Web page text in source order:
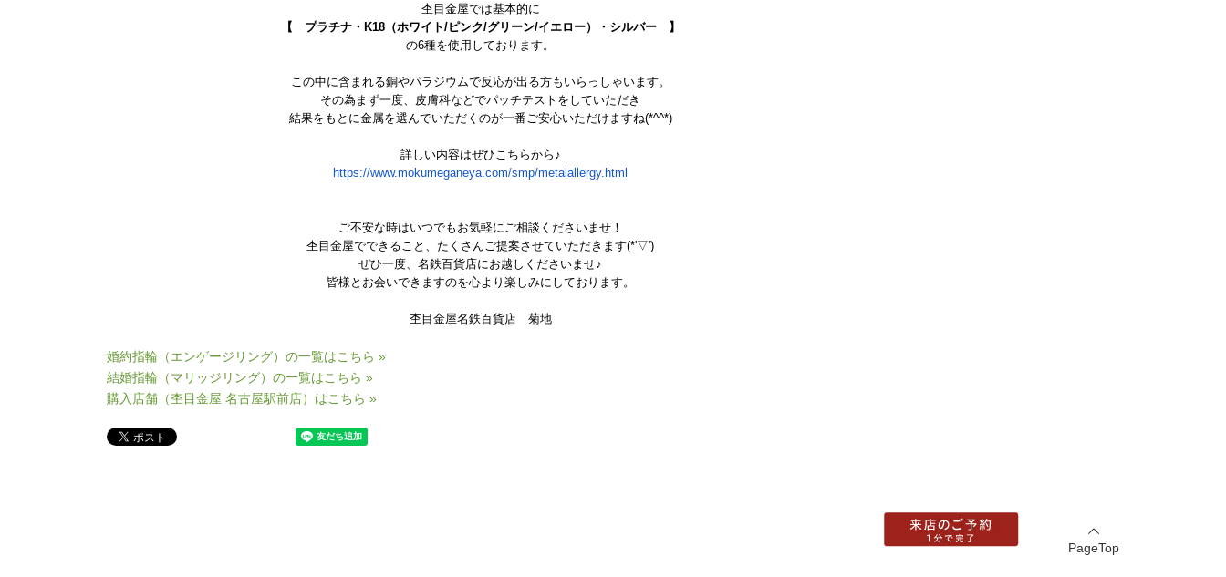
杢目金屋では基本的に
【 プラチナ・K18（ホワイト/ピンク/グリーン/イエロー）・シルバー 】
の6種を使用しております。
この中に含まれる銅やパラジウムで反応が出る方もいらっしゃいます。
その為まず一度、皮膚科などでパッチテストをしていただき
結果をもとに金属を選んでいただくのが一番ご安心いただけますね(*^^*)
詳しい内容はぜひこちらから♪
https://www.mokumeganeya.com/smp/metalallergy.html
ご不安な時はいつでもお気軽にご相談くださいませ！
杢目金屋でできること、たくさんご提案させていただきます(*'▽')
ぜひ一度、名鉄百貨店にお越しくださいませ♪
皆様とお会いできますのを心より楽しみにしております。
杢目金屋名鉄百貨店 菊地
婚約指輪（エンゲージリング）の一覧はこちら »
結婚指輪（マリッジリング）の一覧はこちら »
購入店舗（杢目金屋 名古屋駅前店）はこちら »
PageTop